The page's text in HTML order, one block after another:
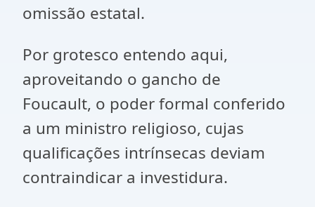
omissão estatal.
Por grotesco entendo aqui,
aproveitando o gancho de
Foucault, o poder formal conferido
a um ministro religioso, cujas
qualificações intrínsecas deviam
contraindicar a investidura.